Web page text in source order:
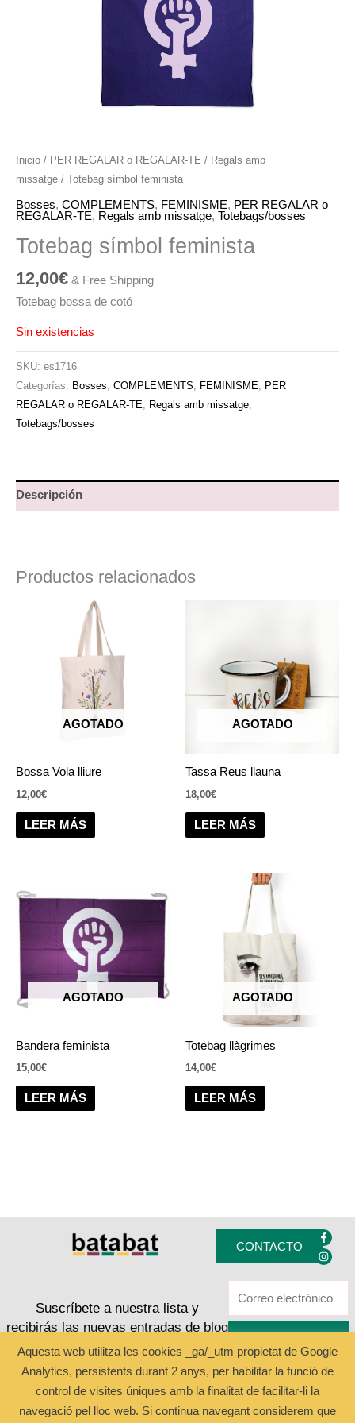
Inicio / PER REGALAR o REGALAR-TE / Regals amb
missatge / Totebag símbol feminista
Bosses, COMPLEMENTS, FEMINISME, PER REGALAR o
REGALAR-TE, Regals amb missatge, Totebags/bosses
Totebag símbol feminista
12,00€ & Free Shipping
Totebag bossa de cotó
Sin existencias
SKU: es1716
Categorías: Bosses COMPLEMENTS FEMINISME
PER
REGALAR o REGALAR-TE
Regals amb missatge
Totebags/bosses
Descripción
Productos relacionados
AGOTADO
Bossa Vola lliure
12,00€
LEER MÁS
AGOTADO
Tassa Reus llauna
18,00€
LEER MÁS
AGOTADO
Bandera feminista
15,00€
LEER MÁS
AGOTADO
Totebag llàgrimes
14,00€
LEER MÁS
CONTACTO
F
a
c
e
o
o
k
-
I
n
s
t
g
r
a
m
Suscríbete a nuestra lista y
recibirás las nuevas entradas de blog
Aquesta web utilitza les cookies _ga/_utm propietat de Google
Analytics, persistents durant 2 anys, per habilitar la funció de
control de visites úniques amb la finalitat de facilitar-li la
navegació pel lloc web. Si continua navegant considerem que